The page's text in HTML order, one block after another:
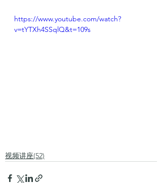
https://www.youtube.com/watch?
v=tYTXh4SSqlQ&t=109s
视频讲座(52)